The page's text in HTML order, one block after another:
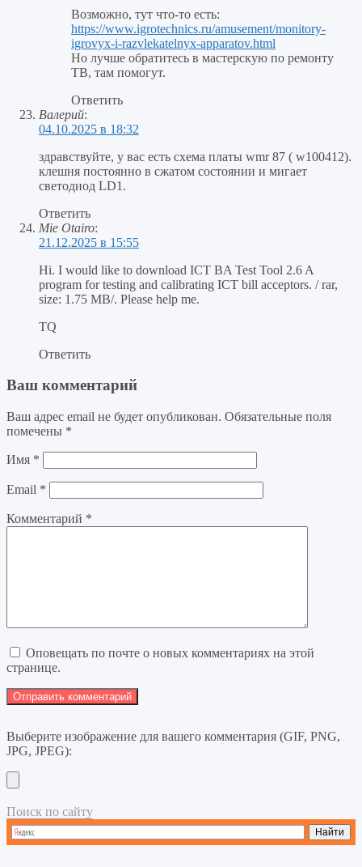
Возможно, тут что-то есть:
https://www.igrotechnics.ru/amusement/monitory-
igrovyx-i-razvlekatelnyx-apparatov.html
Но лучше обратитесь в мастерскую по ремонту
ТВ, там помогут.
Ответить
Валерий:
04.10.2025 в 18:32
здравствуйте, у вас есть схема платы wmr 87 ( w100412).
клешня постоянно в сжатом состоянии и мигает
светодиод LD1.
Ответить
Mie Otairo:
21.12.2025 в 15:55
Hi. I would like to download ICT BA Test Tool 2.6 A
program for testing and calibrating ICT bill acceptors. / rar,
size: 1.75 MB/. Please help me.
TQ
Ответить
Ваш комментарий
Ваш адрес email не будет опубликован. Обязательные поля
помечены *
Имя *
Email *
Комментарий *
Оповещать по почте о новых комментариях на этой
странице.
Выберите изображение для вашего комментария (GIF, PNG,
JPG, JPEG):
Поиск по сайту